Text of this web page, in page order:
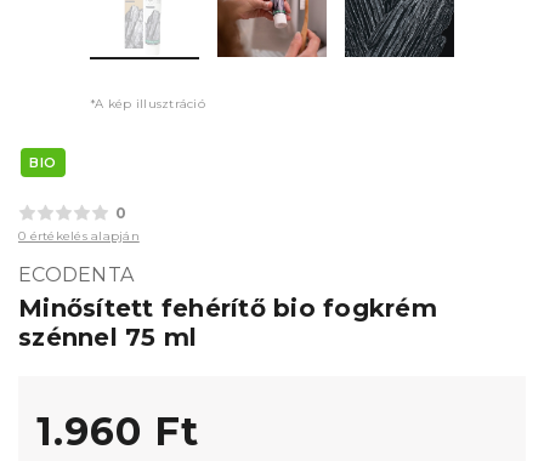
*A kép illusztráció
BIO
0
0 értékelés alapján
ECODENTA
Minősített fehérítő bio fogkrém
szénnel 75 ml
1.960 Ft